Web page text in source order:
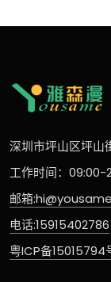
深圳市坪山区坪山
工作时间：09:00-
邮箱
电话:15915402786
粤ICP备15015794